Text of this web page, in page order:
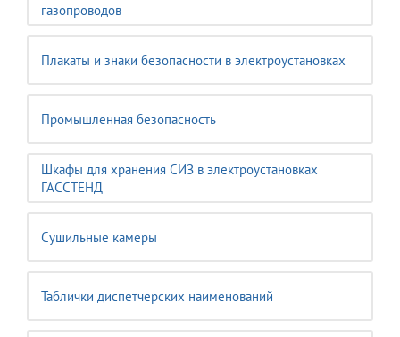
газопроводов
Плакаты и знаки безопасности в электроустановках
Промышленная безопасность
Шкафы для хранения СИЗ в электроустановках
ГАССТЕНД
Сушильные камеры
Таблички диспетчерских наименований